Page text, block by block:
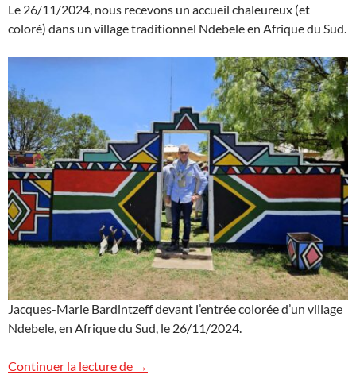
Le 26/11/2024, nous recevons un accueil chaleureux (et
coloré) dans un village traditionnel Ndebele en Afrique du Sud.
Jacques-Marie Bardintzeff devant l’entrée colorée d’un village
Ndebele, en Afrique du Sud, le 26/11/2024.
Continuer la lecture de Village Ndebele en Afrique du Sud
→